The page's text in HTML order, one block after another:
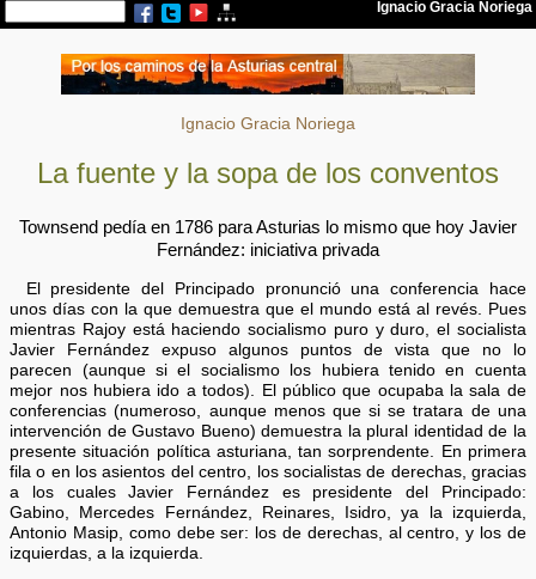
Ignacio Gracia Noriega
La fuente y la sopa de los conventos
Townsend pedía en 1786 para Asturias lo mismo que hoy Javier
Fernández: iniciativa privada
El presidente del Principado pronunció una conferencia hace
unos días con la que demuestra que el mundo está al revés. Pues
mientras Rajoy está haciendo socialismo puro y duro, el socialista
Javier Fernández expuso algunos puntos de vista que no lo
parecen (aunque si el socialismo los hubiera tenido en cuenta
mejor nos hubiera ido a todos). El público que ocupaba la sala de
conferencias (numeroso, aunque menos que si se tratara de una
intervención de Gustavo Bueno) demuestra la plural identidad de la
presente situación política asturiana, tan sorprendente. En primera
fila o en los asientos del centro, los socialistas de derechas, gracias
a los cuales Javier Fernández es presidente del Principado:
Gabino, Mercedes Fernández, Reinares, Isidro, ya la izquierda,
Antonio Masip, como debe ser: los de derechas, al centro, y los de
izquierdas, a la izquierda.